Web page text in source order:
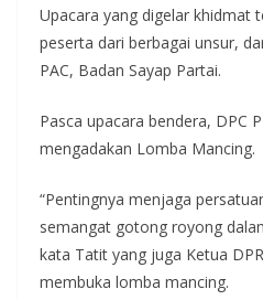
Upacara yang digelar khidmat
peserta dari berbagai unsur,
PAC, Badan Sayap Partai.
Pasca upacara bendera, DPC
mengadakan Lomba Mancing.
“Pentingnya menjaga
semangat gotong royong
kata Tatit yang juga Ketua
membuka lomba mancing.